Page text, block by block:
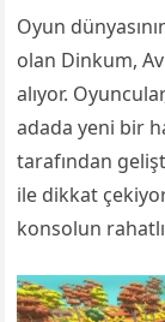
Oyun
olan Dinkum,
alıyor.
adada yeni bir
tarafından
ile dikkat
konsolun